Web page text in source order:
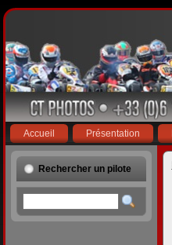
Accueil Présentation
Rechercher un pilote